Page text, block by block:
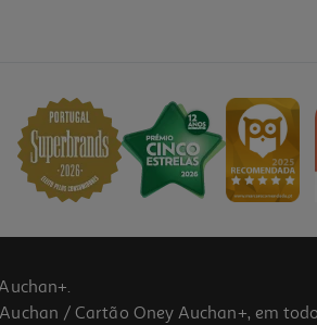
/ Cartão Oney Auchan+, em